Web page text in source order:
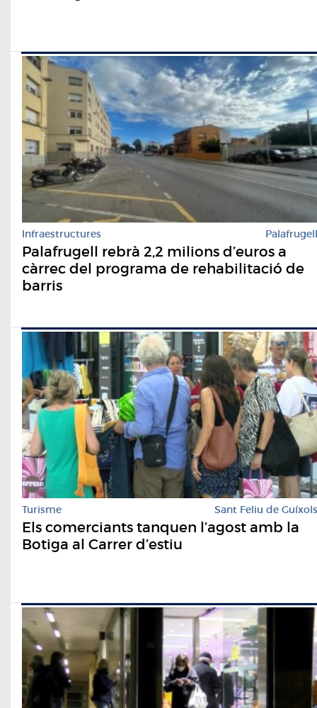
Infraestructures Palafrugell
Palafrugell rebrà 2,2 milions d’euros a
càrrec del programa de rehabilitació de
barris
Turisme Sant Feliu de Guíxols
Els comerciants tanquen l’agost amb la
Botiga al Carrer d’estiu